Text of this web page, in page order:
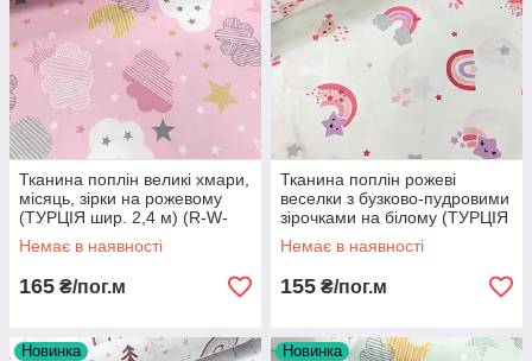
Тканина поплін великі хмари,
місяць, зірки на рожевому
(ТУРЦІЯ шир. 2,4 м) (R-W-
0215)
Немає в наявності
165 ₴/пог.м
Тканина поплін рожеві
веселки з бузково-пудровими
зірочками на білому (ТУРЦІЯ
шир. 2,4 м ) (R-F-0472)
Немає в наявності
155 ₴/пог.м
Новинка Новинка